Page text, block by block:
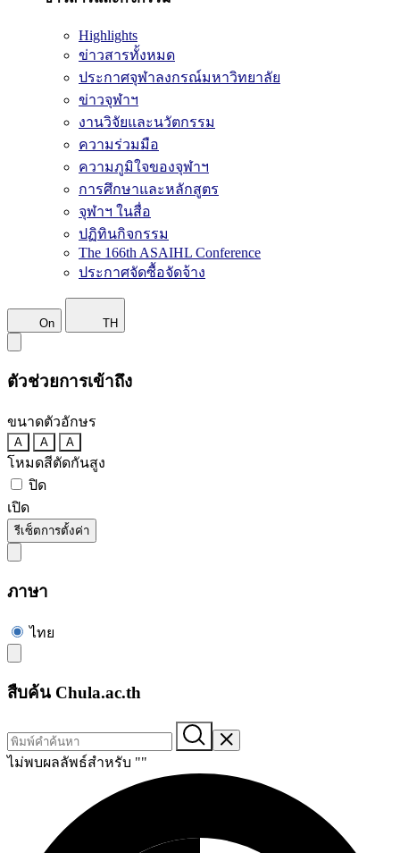
Highlights
ข่าวสารทั้งหมด
ประกาศจุฬาลงกรณ์มหาวิทยาลัย
ข่าวจุฬาฯ
งานวิจัยและนวัตกรรม
ความร่วมมือ
ความภูมิใจของจุฬาฯ
การศึกษาและหลักสูตร
จุฬาฯ ในสื่อ
ปฏิทินกิจกรรม
The 166th ASAIHL Conference
ประกาศจัดซื้อจัดจ้าง
On TH
ตัวช่วยการเข้าถึง
ขนาดตัวอักษร
A A A
โหมดสีตัดกันสูง
ปิด
เปิด
รีเซ็ตการตั้งค่า
ภาษา
ไทย
สืบค้น Chula.ac.th
ไม่พบผลลัพธ์สำหรับ ""